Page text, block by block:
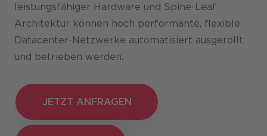
leistungsfähiger Hardware und Spine-Leaf
Architektur können hoch performante, flexible
Datacenter-Netzwerke automatisiert ausgerollt
und betrieben werden.
JETZT ANFRAGEN
JETZT ANFRAGEN